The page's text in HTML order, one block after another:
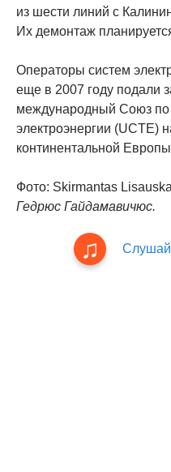
из шести линий с
Их демонтаж
Операторы систем
еще в 2007 году подали
международный Союз по
электроэнергии (UCTE)
континентальной
Фото: Skirmantas
Гедрюс Гайдамавичюс.